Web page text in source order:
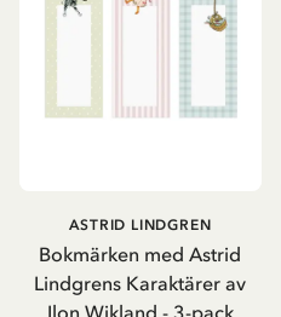
Bokmärken med Astrid
Lindgrens Karaktärer av
ASTRID LINDGREN